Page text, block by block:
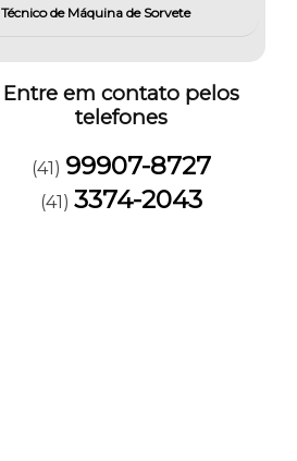
Técnico de Máquina de Sorvete
Entre em contato pelos
telefones
(41) 99907-8727
(41)3374-2043